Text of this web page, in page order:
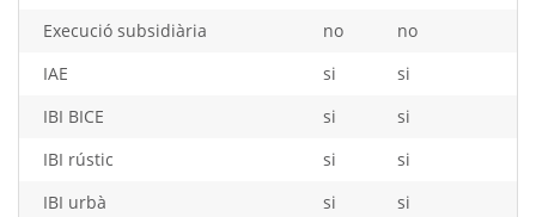
Execució subsidiària
no
no
IAE
si
si
IBI BICE
si
si
IBI rústic
si
si
IBI urbà
si
si